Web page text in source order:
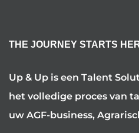
THE JOURNEY STARTS
Up & Up is een Talent
het volledige proces van
uw AGF-business,